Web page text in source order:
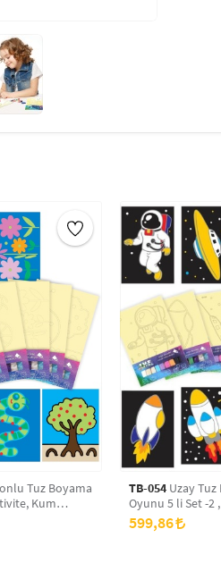
Boyama
Kum
TB-054 Uzay
Oyunu 5 li Set -2
Aktivite , Kum
TB-054
599,86